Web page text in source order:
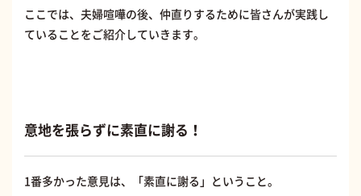
ここでは、夫婦喧嘩の後、仲直りするために皆さんが実践し
ていることをご紹介していきます。
意地を張らずに素直に謝る！
1番多かった意見は、「素直に謝る」ということ。